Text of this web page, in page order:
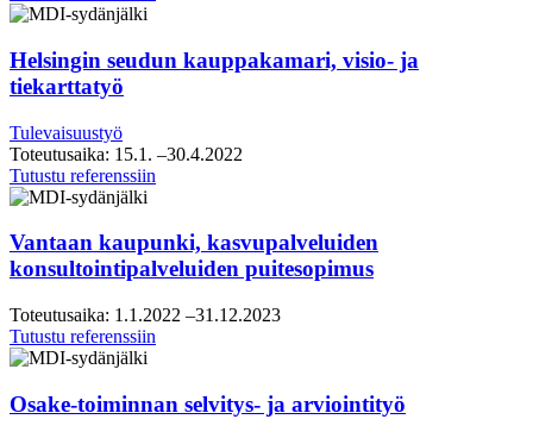
Helsingin seudun kauppakamari, visio- ja
tiekarttatyö
Tulevaisuustyö
Toteutusaika: 15.1. –30.4.2022
Tutustu referenssiin
visio-
ja
tiekarttatyö
Vantaan kaupunki, kasvupalveluiden
konsultointipalveluiden puitesopimus
Toteutusaika: 1.1.2022 –31.12.2023
Tutustu referenssiin
konsultointipalveluiden
puitesopimus
Osake-toiminnan selvitys- ja arviointityö